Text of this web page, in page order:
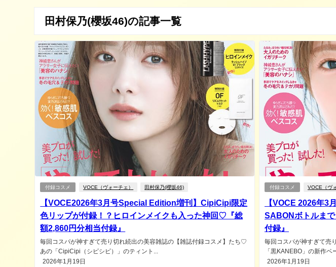
田村保乃(櫻坂46)の記事一覧
付録コスメ VOCE（ヴォーチェ） 田村保乃(櫻坂46)
【VOCE2026年3月号Special Edition増刊】CipiCipi限定
色リップが付録！？ヒロインメイクも入った神回♡『総
額2,860円分相当付録』
毎回コスパが神すぎて売り切れ続出の美容雑誌の【雑誌付録コスメ】たち♡
あの「CipiCipi（シピシピ）」のティント...
2026年1月19日
付録コスメ VOCE（ヴ
【VOCE 2026年3
SABONボトルま
付録』
毎回コスパが神すぎて売
「黒KANEBO」の新作ベ
2026年1月19日